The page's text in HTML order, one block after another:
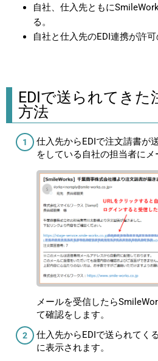
自社、仕入先ともに
る。
自社と仕入先のEDI連携が許可
EDIで送られてきた
方法
仕入先からEDIで注文請書が
をしている自社の担当者にメ
メールを受信したら
て確認をします。
仕入先からEDIで送られてく
に表示されます。